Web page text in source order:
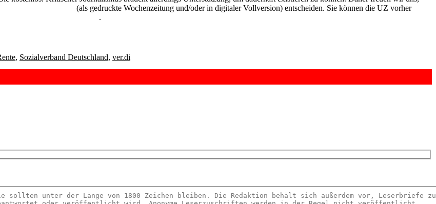
(als gedruckte Wochenzeitung und/oder in digitaler Vollversion) entscheiden. Sie können die UZ vorher
.
, Sozialverband Deutschland, ver.di